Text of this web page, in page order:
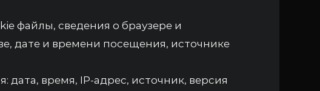
файлы, сведения о браузере и
дате и времени посещения, источнике
дата, время, IP-адрес, источник, версия